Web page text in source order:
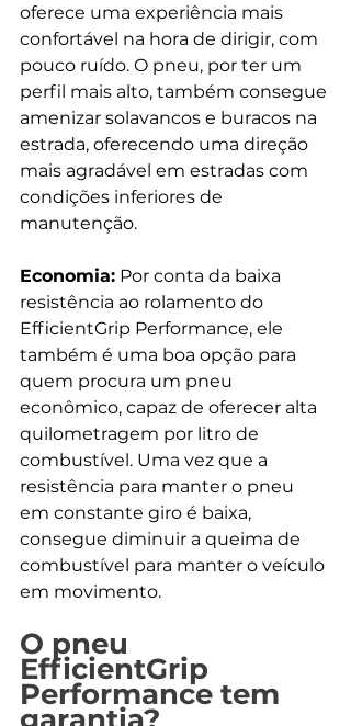
oferece uma experiência mais
confortável na hora de dirigir, com
pouco ruído. O pneu, por ter um
perfil mais alto, também consegue
amenizar solavancos e buracos na
estrada, oferecendo uma direção
mais agradável em estradas com
condições inferiores de
manutenção.
Economia: Por conta da baixa
resistência ao rolamento do
EfficientGrip Performance, ele
também é uma boa opção para
quem procura um pneu
econômico, capaz de oferecer alta
quilometragem por litro de
combustível. Uma vez que a
resistência para manter o pneu
em constante giro é baixa,
consegue diminuir a queima de
combustível para manter o veículo
em movimento.
O pneu
EfficientGrip
Performance tem
garantia?